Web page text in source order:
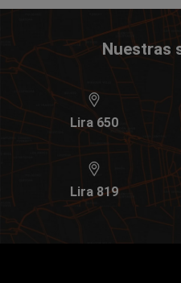
Nuestras
Lira 650
Lira 819